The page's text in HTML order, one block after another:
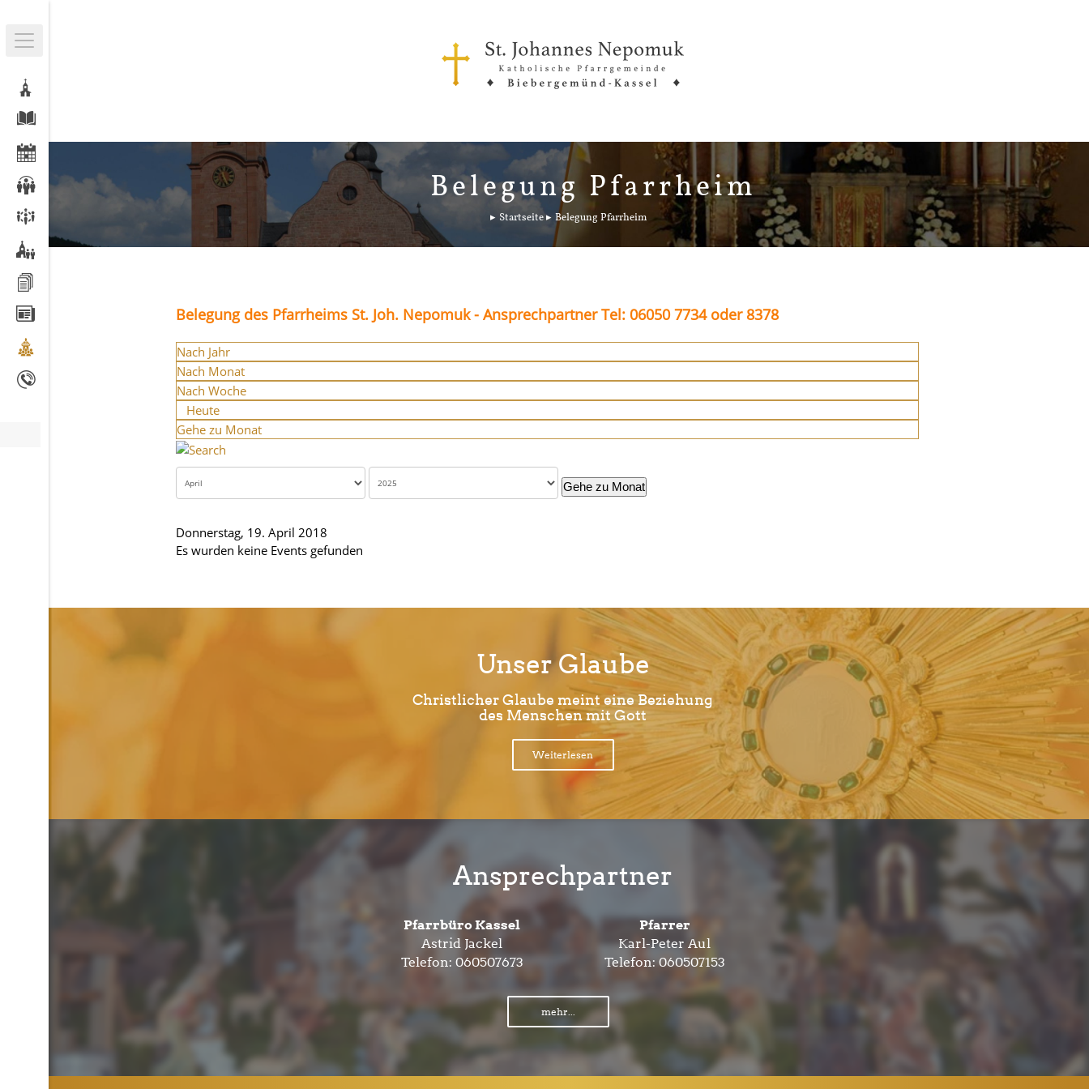
Belegung Pfarrheim
Startseite Belegung Pfarrheim
Belegung des Pfarrheims St. Joh. Nepomuk - Ansprechpartner Tel: 06050 7734 oder 8378
Nach Jahr
Nach Monat
Nach Woche
Heute
Gehe zu Monat
Gehe zu Monat
Donnerstag, 19. April 2018
Es wurden keine Events gefunden
Unser Glaube
Christlicher Glaube meint eine Beziehung
des Menschen mit Gott
Weiterlesen
Ansprechpartner
Pfarrbüro Kassel
Astrid Jackel
Telefon: 060507673
Pfarrer
Karl-Peter Aul
Telefon:060507153
mehr...